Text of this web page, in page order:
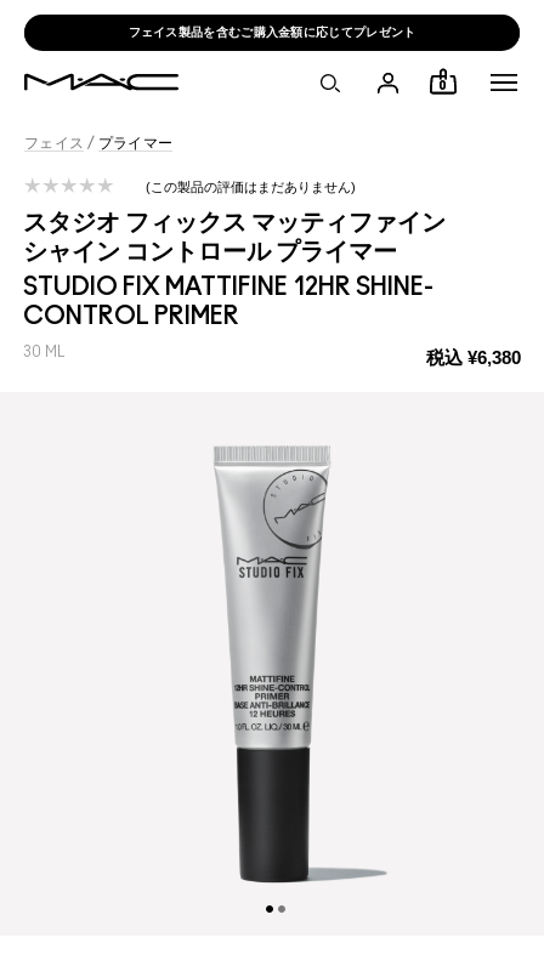
フェイス製品を含むご購入金額に応じてプレゼント
0
フェイス / プライマー
スタジオ フィックス マッティファイン
シャイン コントロール プライマー
STUDIO FIX MATTIFINE 12HR SHINE-
CONTROL PRIMER
税込 ¥6,380
30 ML
この製品の評価はまだありません